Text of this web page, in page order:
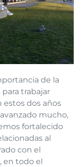
de la
trabajar
estos dos años
mucho,
fortalecido
al
con el
todo el